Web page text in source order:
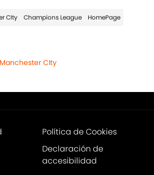
CIty Champions League HomePage
Manchester CIty
Política de Cookies
Declaración de
accesibilidad